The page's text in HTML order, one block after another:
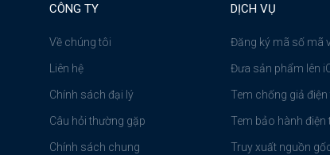
CÔNG TY
Về chúng tôi
Liên hệ
Chính sách đại lý
Câu hỏi thường gặp
Chính sách chung
DỊCH VỤ
Đăng ký mã số mã
Đưa sản phẩm lên
Tem chống giả điện
Tem bảo hành điện
Truy xuất nguồn